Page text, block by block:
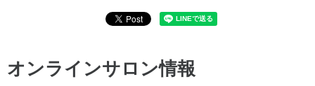
オンラインサロン情報